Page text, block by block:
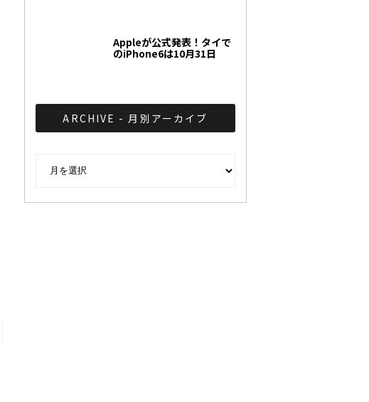
Appleが公式発表！タイで
のiPhone6は10月31日
ARCHIVE - 月別アーカイブ
ARCHIVE - 月別アーカイブ